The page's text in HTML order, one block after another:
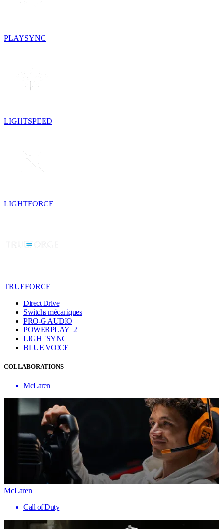
PLAYSYNC
LIGHTSPEED
LIGHTFORCE
TRUEFORCE
Direct Drive
Switchs mécaniques
PRO-G AUDIO
POWERPLAY 2
LIGHTSYNC
BLUE VO!CE
COLLABORATIONS
McLaren
McLaren
Call of Duty